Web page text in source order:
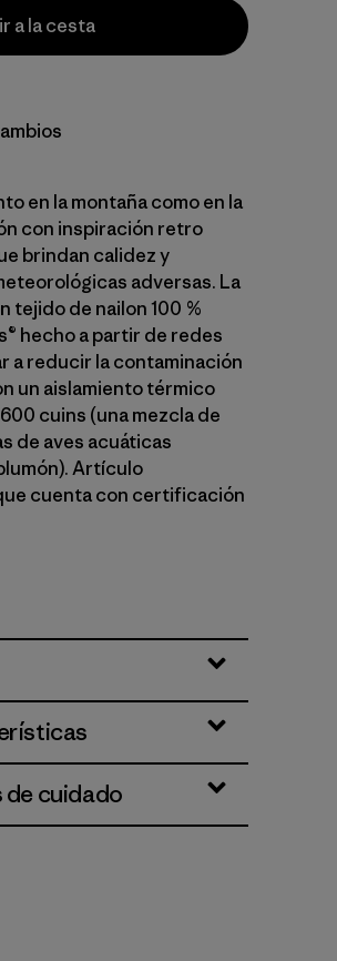
a la cesta
en la montaña como en la
con inspiración retro
brindan calidez y
adversas. La
tejido de nailon 100 %
hecho a partir de redes
a reducir la contaminación
un aislamiento térmico
cuins (una mezcla de
de aves acuáticas
Artículo
cuenta con certificación
cuidado